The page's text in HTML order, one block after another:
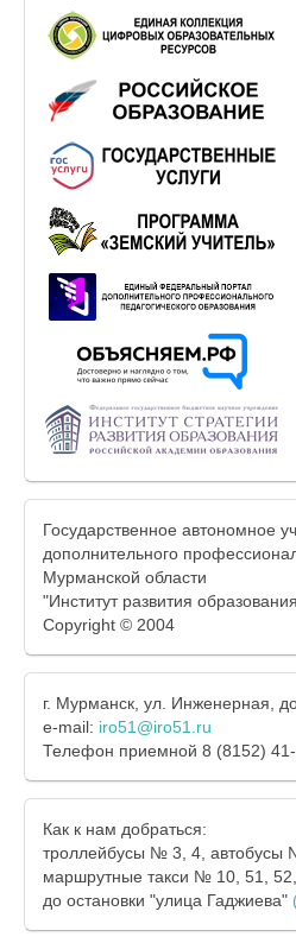
Государственное автономное
дополнительного
Мурманской области
"Институт развития
Copyright © 2004
г. Мурманск, ул. Инженерная,
e-mail: iro51@iro51.ru
Телефон приемной 8 (8152)
Как к нам добраться:
троллейбусы № 3, 4, автобусы
маршрутные такси № 10, 51,
до остановки "улица Гаджиева"